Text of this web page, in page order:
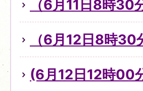
（6月11日8時
（6月12日8時
(6月12日12時00